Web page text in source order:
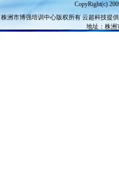
CopyRight(c)
株洲市博强培训中心版权所有 云超科技提
地址：株洲